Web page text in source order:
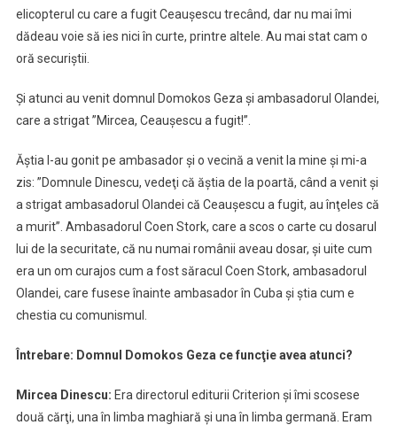
elicopterul cu care a fugit Ceauşescu trecând, dar nu mai îmi
dădeau voie să ies nici în curte, printre altele. Au mai stat cam o
oră securiştii.
Şi atunci au venit domnul Domokos Geza şi ambasadorul Olandei,
care a strigat ”Mircea, Ceauşescu a fugit!”.
Ăştia l-au gonit pe ambasador şi o vecină a venit la mine şi mi-a
zis: ”Domnule Dinescu, vedeţi că ăştia de la poartă, când a venit şi
a strigat ambasadorul Olandei că Ceauşescu a fugit, au înţeles că
a murit”. Ambasadorul Coen Stork, care a scos o carte cu dosarul
lui de la securitate, că nu numai românii aveau dosar, şi uite cum
era un om curajos cum a fost săracul Coen Stork, ambasadorul
Olandei, care fusese înainte ambasador în Cuba şi ştia cum e
chestia cu comunismul.
Întrebare: Domnul Domokos Geza ce funcţie avea atunci?
Mircea Dinescu: Era directorul editurii Criterion şi îmi scosese
două cărţi, una în limba maghiară şi una în limba germană. Eram